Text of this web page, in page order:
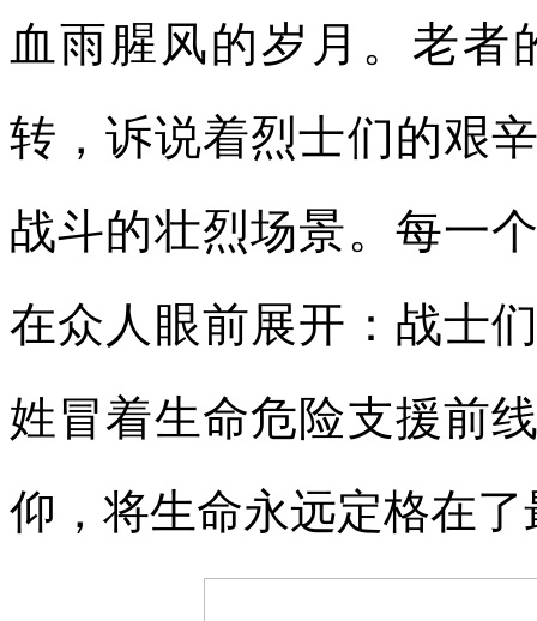
血雨腥风的岁月。老者
转，诉说着烈士们的艰
战斗的壮烈场景。每一
在众人眼前展开：战士
姓冒着生命危险支援前
仰，将生命永远定格在